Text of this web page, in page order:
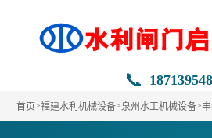
📞
首页>福建水利机械设备>泉州水工机械设备>